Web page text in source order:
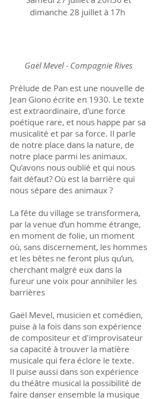
dimanche 28 juillet à 17h
Gaël Mevel - Compagnie Rives
Prélude de Pan est une nouvelle de
Jean Giono écrite en 1930. Le texte
est extraordinaire, d'une force
poétique rare, et nous happe par sa
musicalité et par sa force. Il parle
de notre place dans la nature, de
notre place parmi les animaux.
Qu’avons nous oublié et qui nous
fait défaut? Où est la barrière qui
nous sépare des animaux ?
La fête du village se transformera,
par la venue d’un homme étrange,
en moment de folie, un moment
où, sans discernement, les hommes
et les bêtes ne feront plus qu’un,
cherchant malgré eux dans la
fureur une voix pour annihiler les
barrières
Gaël Mevel, musicien et comédien,
puise à la fois dans son expérience
de compositeur et d'improvisateur
sa capacité à trouver la matière
musicale qui fera éclore le texte.
Il puise aussi dans son expérience
du théâtre musical la possibilité de
faire danser ensemble la musique